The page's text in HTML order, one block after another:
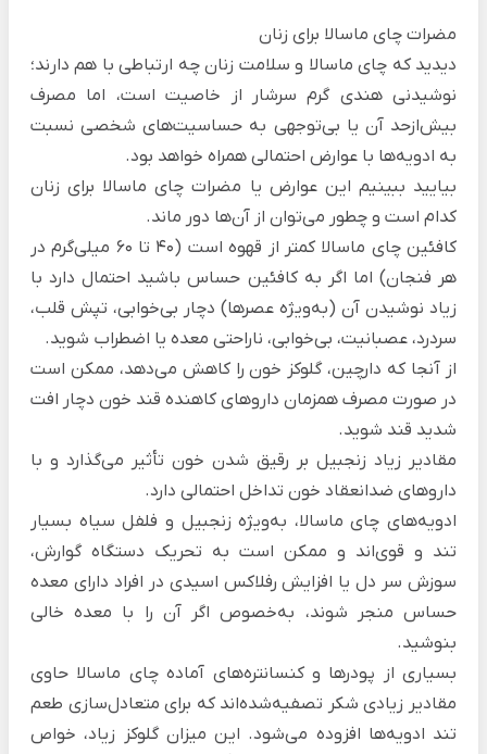
مضرات چای ماسالا برای زنان
دیدید که چای ماسالا و سلامت زنان چه ارتباطی با هم دارند؛
نوشیدنی هندی‌ گرم سرشار از خاصیت است، اما مصرف
بیش‌ازحد آن یا بی‌توجهی به حساسیت‌های شخصی نسبت
به ادویه‌ها با عوارض احتمالی همراه خواهد بود.
بیایید ببینیم این عوارض یا مضرات چای ماسالا برای زنان
کدام است و چطور می‌توان از آن‌ها دور ماند.
کافئین چای ماسالا کمتر از قهوه است (40 تا 60 میلی‌گرم در
هر فنجان) اما اگر به کافئین حساس باشید احتمال دارد با
زیاد نوشیدن آن (به‌ویژه عصرها) دچار بی‌خوابی، تپش قلب،
سردرد، عصبانیت، بی‌خوابی، ناراحتی معده یا اضطراب شوید.
از آنجا که دارچین، گلوکز خون را کاهش می‌دهد، ممکن است
در صورت مصرف همزمان داروهای کاهنده قند خون دچار افت
شدید قند شوید.
مقادیر زیاد زنجبیل بر رقیق شدن خون تأثیر می‌گذارد و با
داروهای ضدانعقاد خون تداخل احتمالی دارد.
ادویه‌های چای ماسالا، به‌ویژه زنجبیل و فلفل سیاه بسیار
تند و قوی‌اند و ممکن است به تحریک‌ دستگاه گوارش،
سوزش سر دل یا افزایش رفلاکس اسیدی در افراد دارای معده
حساس منجر شوند، به‌خصوص اگر آن را با معده خالی
بنوشید.
بسیاری از پودرها و کنسانتره‌های آماده چای ماسالا حاوی
مقادیر زیادی شکر تصفیه‌شده‌اند که برای متعادل‌سازی طعم
تند ادویه‌ها افزوده می‌شود. این میزان گلوکز زیاد، خواص